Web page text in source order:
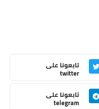
تابعونا على
twitter
تابعونا على
telegram